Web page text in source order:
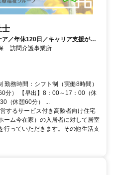
士
ア／年休120日／キャリア支援が充
訪問介護事業所
務時間：シフト制（実働8時間）
分） 【早出】8：00～17：00（休
（休憩60分） ...
するサービス付き高齢者向け住宅
ーム今在家）の入居者に対して居室
行っていただきます。その他生活支